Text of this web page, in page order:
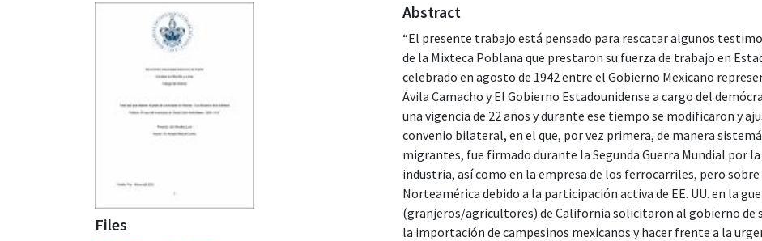
Files
Abstract
“El presente trabajo está pensado para rescatar algunos
de la Mixteca Poblana que prestaron su fuerza de trabajo en
celebrado en agosto de 1942 entre el Gobierno Mexicano
Ávila Camacho y El Gobierno Estadounidense a cargo del
una vigencia de 22 años y durante ese tiempo se modificaron y
convenio bilateral, en el que, por vez primera, de manera
migrantes, fue firmado durante la Segunda Guerra Mundial por
industria, así como en la empresa de los ferrocarriles, pero
Norteamérica debido a la participación activa de EE. UU. en la
(granjeros/agricultores) de California solicitaron al gobierno de
la importación de campesinos mexicanos y hacer frente a la